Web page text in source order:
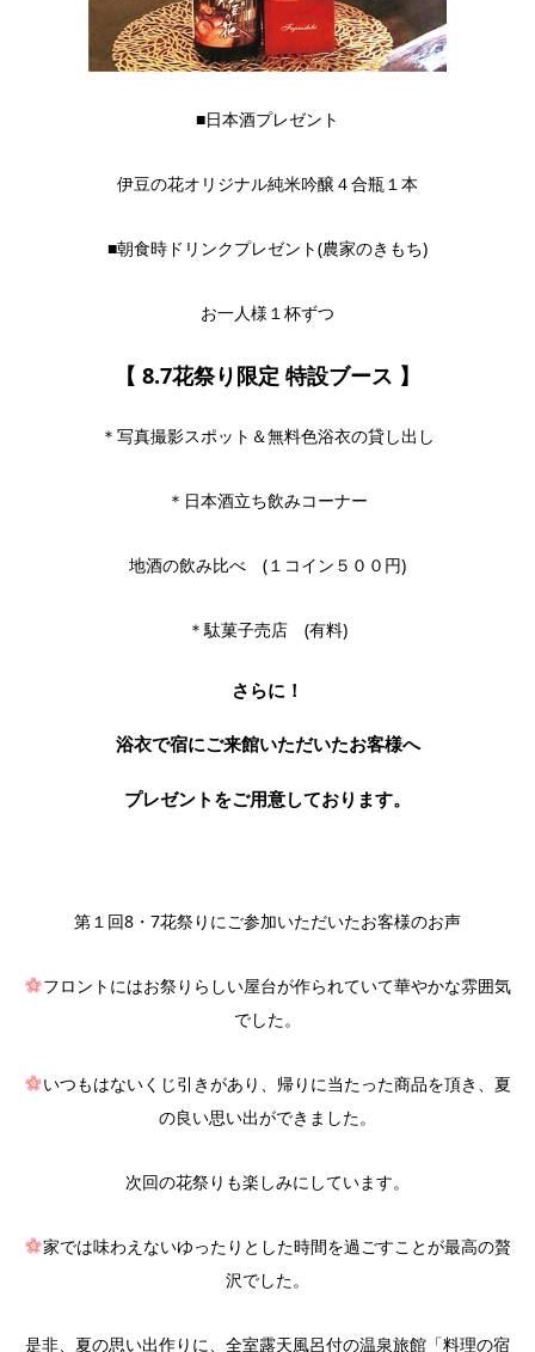
■日本酒プレゼント
伊豆の花オリジナル純米吟醸４合瓶１本
■朝食時ドリンクプレゼント(農家のきもち)
お一人様１杯ずつ
【 8.7花祭り限定 特設ブース 】
＊写真撮影スポット＆無料色浴衣の貸し出し
＊日本酒立ち飲みコーナー
地酒の飲み比べ (１コイン５００円)
＊駄菓子売店 (有料)
さらに！
浴衣で宿にご来館いただいたお客様へ
プレゼントをご用意しております。
第１回8・7花祭りにご参加いただいたお客様のお声
フロントにはお祭りらしい屋台が作られていて華やかな雰囲気
でした。
いつもはないくじ引きがあり、帰りに当たった商品を頂き、夏
の良い思い出ができました。
次回の花祭りも楽しみにしています。
家では味わえないゆったりとした時間を過ごすことが最高の贅
沢でした。
是非、夏の思い出作りに、全室露天風呂付の温泉旅館「料理の宿